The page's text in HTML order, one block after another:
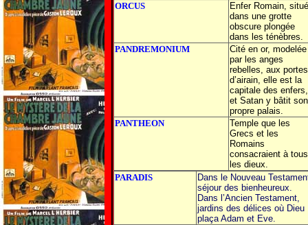
ORCUS
Enfer Romain, situé
dans une grotte
obscure plongée
dans les ténèbres.
PANDREMONIUM
Cité en or, modelée
par les anges
rebelles, aux portes
d’airain, elle est la
capitale des enfers,
et Satan y bâtit son
propre palais.
PANTHEON
Temple que les
Grecs et les
Romains
consacraient à tous
les dieux.
PARADIS
Dans le Nouveau
séjour des bienheureux.
Dans l’Ancien Testament,
jardins des délices où Dieu
plaça Adam et Eve.